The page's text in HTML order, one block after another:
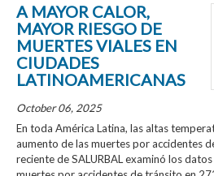
A MAYOR CALOR,
MAYOR RIESGO DE
MUERTES VIALES EN
CIUDADES
LATINOAMERICANAS
October 06, 2025
En toda América Latina, las altas
aumento de las muertes por accidentes
reciente de SALURBAL examinó los